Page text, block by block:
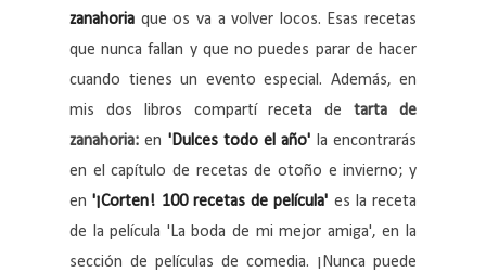
zanahoria que os va a volver locos. Esas recetas
que nunca fallan y que no puedes parar de hacer
cuando tienes un evento especial. Además, en
mis dos libros compartí receta detarta de
zanahoria:en 'Dulces todo el año' la encontrarás
en el capítulo de recetas de otoño e invierno; y
en'¡Corten! 100 recetas de película' es la receta
de la película 'La boda de mi mejor amiga', en la
sección de películas de comedia. ¡Nunca puede